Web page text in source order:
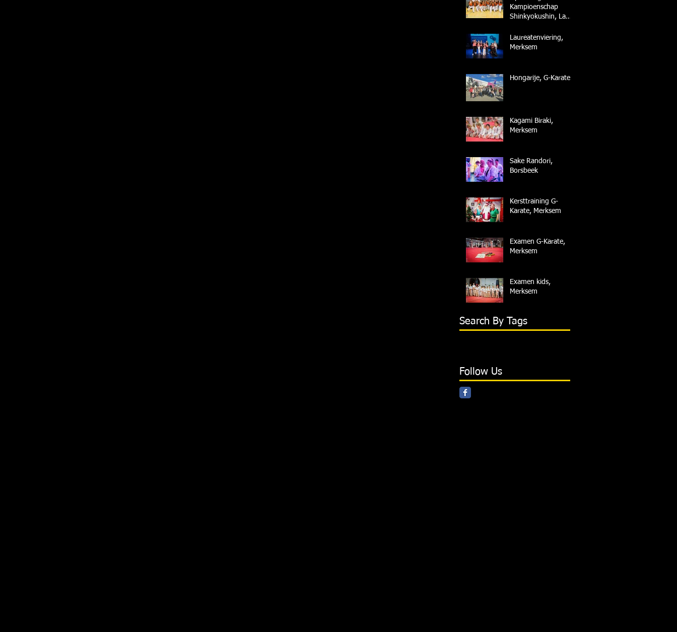
Kampioenschap
Shinkyokushin, La
Laureatenviering,
Merksem
Hongarije, G-Karate
Kagami Biraki,
Merksem
Sake Randori,
Borsbeek
Kersttraining G-
Karate, Merksem
Examen G-Karate,
Merksem
Examen kids,
Merksem
Search By Tags
Follow Us